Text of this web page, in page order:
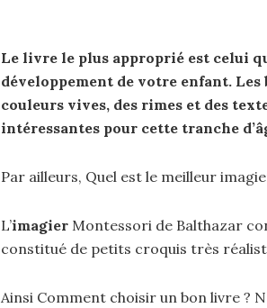
Le livre le plus approprié est celui
développement de votre enfant. Les
couleurs vives, des rimes et des
intéressantes pour cette tranche
Par ailleurs, Quel est le meilleur
L’imagier Montessori de Balthazar
constitué de petits croquis très
Ainsi Comment choisir un bon livre ?